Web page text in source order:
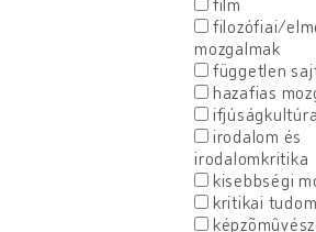
film
filozófiai/
mozgalmak
független
hazafias
ifjúságkultúra
irodalom és
irodalomkritika
kisebbségi
kritikai